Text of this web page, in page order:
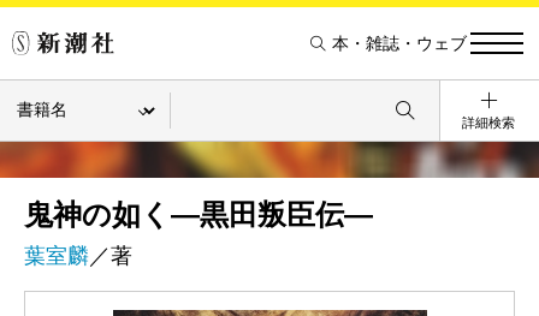
本・雑誌・ウェブ
詳細検索
鬼神の如く―黒田叛臣伝―
葉室麟／著